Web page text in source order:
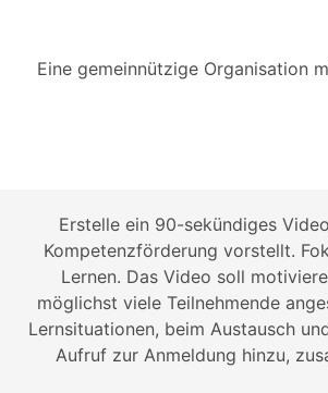
Eine gemeinnützige Organisation
„Erstelle ein 90-sekündiges
Kompetenzförderung vorstellt.
Lernen. Das Video soll
möglichst viele Teilnehmende
Lernsituationen, beim Austausch
Aufruf zur Anmeldung hinzu,